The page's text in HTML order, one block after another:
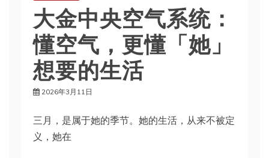
大金中央空气系统：
懂空气，更懂「她」
想要的生活
2026年3月11日
三月，是属于她的季节。她的生活，从来不被定
义，她在